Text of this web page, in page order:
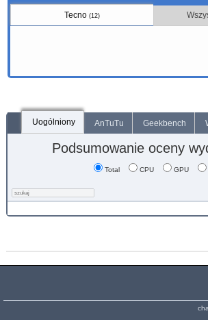
Tecno(12)
Uogólniony AnTuTu Geekbench
Podsumowanie oceny
Total CPU GPU